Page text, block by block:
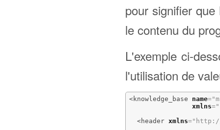
pour signifier
le contenu du
L'exemple ci-
l'utilisation de
<knowledge_base name=
xmlns=
<header xmlns="http://